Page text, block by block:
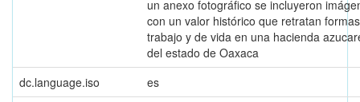
un anexo fotográfico se incluyeron
con un valor histórico que retratan
trabajo y de vida en una hacienda
del estado de Oaxaca
dc.language.iso
es